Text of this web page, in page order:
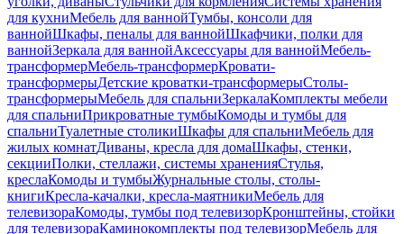
для кухниМебель для ваннойТумбы, консоли для
ваннойШкафы, пеналы для ваннойШкафчики, полки для
ваннойЗеркала для ваннойАксессуары для ваннойМебель-
трансформерМебель-трансформерКровати-
трансформерыДетские кроватки-трансформерыСтолы-
трансформерыМебель для спальниЗеркалаКомплекты мебели
для спальниПрикроватные тумбыКомоды и тумбы для
спальниТуалетные столикиШкафы для спальниМебель для
жилых комнатДиваны, кресла для домаШкафы, стенки,
секцииПолки, стеллажи, системы храненияСтулья,
креслаКомоды и тумбыЖурнальные столы, столы-
книгиКресла-качалки, кресла-маятникиМебель для
телевизораКомоды, тумбы под телевизорКронштейны, стойки
для телевизораКаминокомплекты под телевизорМебель для